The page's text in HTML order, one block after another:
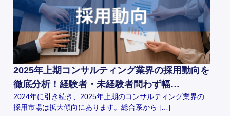
2025年上期コンサルティング業界の採用動向を
徹底分析！経験者・未経験者問わず幅…
2024年に引き続き、2025年上期のコンサルティング業界の
採用市場は拡大傾向にあります。総合系から […]